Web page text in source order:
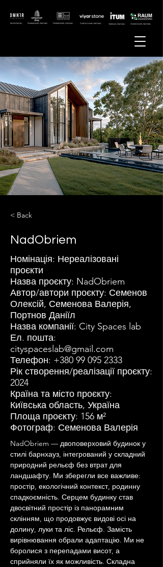
< Back
NadObriem
Номінація: Нереалізовані
проєкти
Назва проєкту: NadObriem
Автор/автори проєкту: Семенов
Олексій, Семенова Валерія,
Портнов Даніїл
Назва компанії: City Spaces lab
Ел. пошта:
cityspaceslab@gmail.com
Телефон: +380 99 095 2333
Рік створення/реалізації проєкту:
2024
Країна та місто проєкту:
Київська область, Україна
Площа проєкту: 156 м²
Фотограф: Семенова Валерія
NadObriem — двоповерховий будинок у
стилі барнхауз, інтегрований у складний
природний рельєф без втрат для
ландшафту. Ми зберегли все важливе:
простір, екологічний контекст, родинну
спадкоємність. Серцем будинку став
двосвітний простір із панорамним
склінням, що продовжує видові осі на
долину, луки та ліс. Рельєф. Замість
вирівнювання обрали адаптацію. Ми не
боролися з перепадами висот, а
сприйняли їх як можливість. Складна